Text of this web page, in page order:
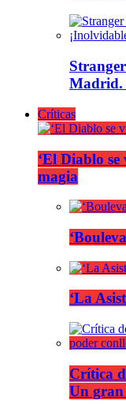
Madrid.
Críticas
‘El Diablo se
magia
‘La
Crítica
Un gran